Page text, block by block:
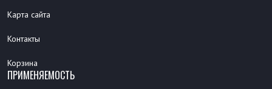
Карта сайта
Контакты
Корзина
ПРИМЕНЯЕМОСТЬ